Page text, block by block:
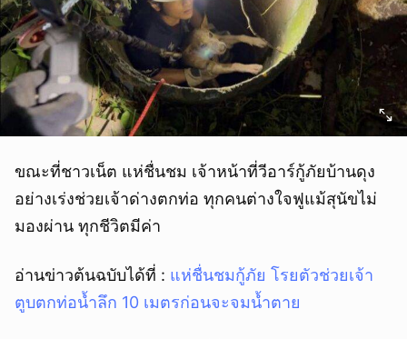
ขณะที่ชาวเน็ต แห่ชื่นชม เจ้าหน้าที่วีอาร์กู้ภัยบ้านดุง
อย่างเร่งช่วยเจ้าด่างตกท่อ ทุกคนต่างใจฟูแม้สุนัขไม่
มองผ่าน ทุกชีวิตมีค่า
อ่านข่าวต้นฉบับได้ที่ : แห่ชื่นชมกู้ภัย โรยตัวช่วยเจ้า
ตูบตกท่อน้ำลึก 10 เมตรก่อนจะจมน้ำตาย